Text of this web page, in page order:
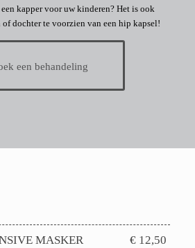
kapper voor uw kinderen? Het is ook
dochter te voorzien van een hip kapsel!
een behandeling
MASKER € 12,50